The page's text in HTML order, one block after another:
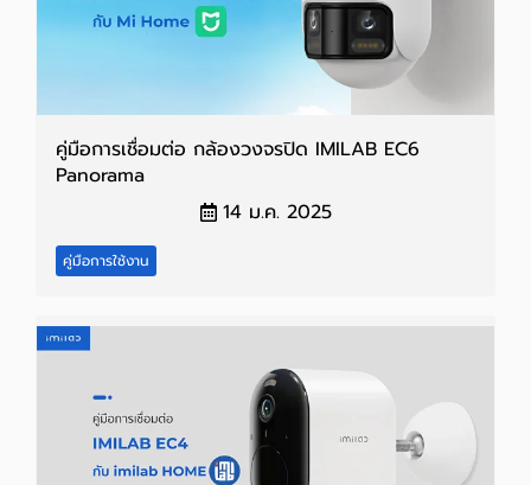
คู่มือการเชื่อมต่อ กล้องวงจรปิด IMILAB EC6
Panorama
14 ม.ค. 2025
คู่มือการใช้งาน